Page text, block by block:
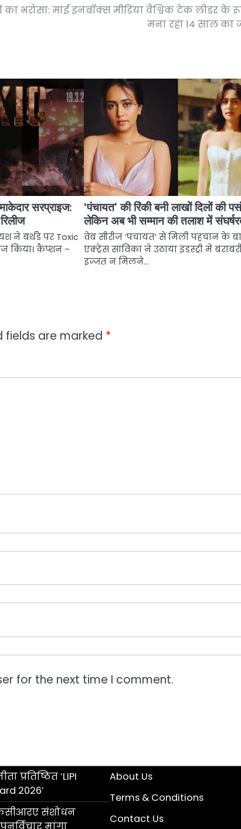
का भरोसा: माई इनबॉक्स मीडिया वैश्विक टेक लीडर के
मना रहा 14 साल का
सरप्राइज:
ने बर्थडे पर Toxic
किया। कैप्शन –
‘पंचायत’ की रिंकी बनी लाखों दिलों की
लेकिन अब भी सम्मान की तलाश में
वेब सीरीज ‘पंचायत’ से मिली पहचान के
एक्ट्रेस सांविका ने उठाया इंडस्ट्री में
इज्जत न मिलने…
fields are marked *
for the next time I comment.
प्रतिष्ठित ‘LIPI
2026’
संशोधन
मांगा
About Us
Terms & Conditions
Contact Us